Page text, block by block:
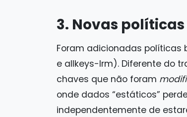
3. Novas
Foram adicionadas políticas
e allkeys-lrm). Diferente do
chaves que não foram
onde dados “estáticos”
independentemente de